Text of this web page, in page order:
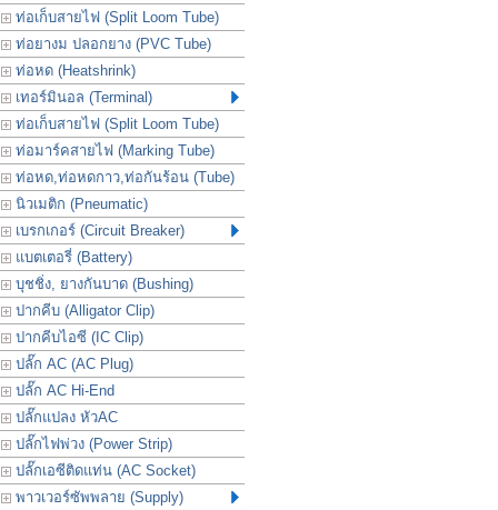
ท่อเก็บสายไฟ (Split Loom Tube)
ท่อยางม ปลอกยาง (PVC Tube)
ท่อหด (Heatshrink)
เทอร์มินอล (Terminal)
ท่อเก็บสายไฟ (Split Loom Tube)
ท่อมาร์คสายไฟ (Marking Tube)
ท่อหด,ท่อหดกาว,ท่อกันร้อน (Tube)
นิวเมติก (Pneumatic)
เบรกเกอร์ (Circuit Breaker)
แบตเตอรี่ (Battery)
บุชชิ่ง, ยางกันบาด (Bushing)
ปากคีบ (Alligator Clip)
ปากคีบไอซี (IC Clip)
ปลั๊ก AC (AC Plug)
ปลั๊ก AC Hi-End
ปลั๊กแปลง หัวAC
ปลั๊กไฟพ่วง (Power Strip)
ปลั๊กเอซีติดแท่น (AC Socket)
พาวเวอร์ซัพพลาย (Supply)